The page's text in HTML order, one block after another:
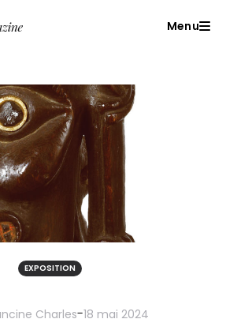
Menu
EXPOSITION
Charles-18 mai 2024